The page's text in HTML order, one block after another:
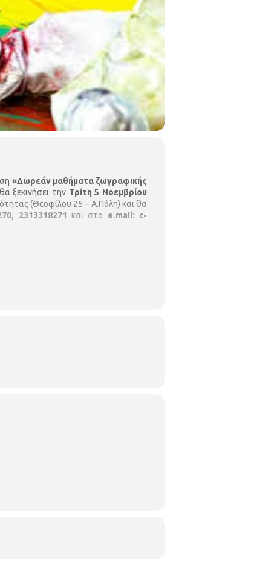
«Δωρεάν μαθήματα ζωγραφικής
ξεκινήσει την Τρίτη 5 Νοεμβρίου
(Θεοφίλου 25 – Α.Πόλη) και θα
2313318271 και στο e.mail: c-